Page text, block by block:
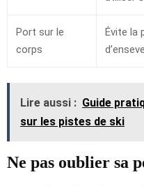
Port sur le
corps
Évite la
Lire aussi : Guide
sur les pistes de ski
Ne pas oublier sa